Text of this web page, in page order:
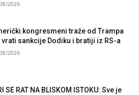
2026
kongresmeni traže od Trampa
vrati sankcije Dodiku i bratiji iz RS-a
2026
SE RAT NA BLISKOM ISTOKU: Sve je